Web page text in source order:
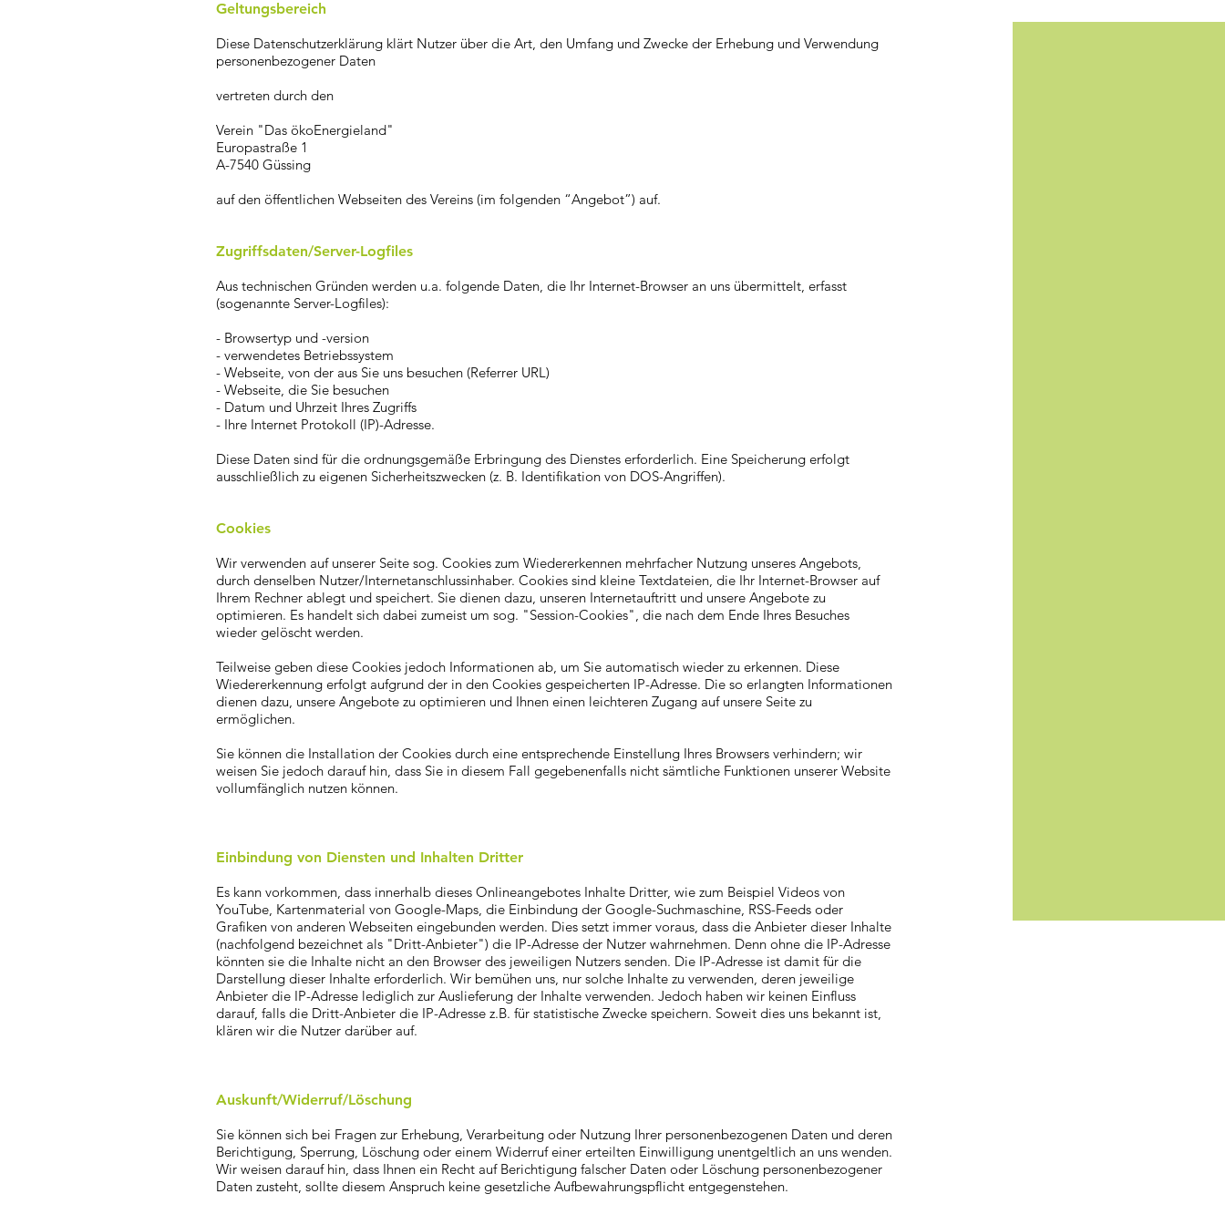
Geltungsbereich
Diese Datenschutzerklärung klärt Nutzer über die Art, den Umfang und Zwecke der Erhebung und Verwendung
personenbezogener Daten
vertreten durch den
Verein "Das ökoEnergieland"
Europastraße 1
A-7540 Güssing
auf den öffentlichen Webseiten des Vereins (im folgenden “Angebot”) auf.
Zugriffsdaten/Server-Logfiles
Aus technischen Gründen werden u.a. folgende Daten, die Ihr Internet-Browser an uns übermittelt, erfasst
(sogenannte Server-Logfiles):
- Browsertyp und -version
- verwendetes Betriebssystem
- Webseite, von der aus Sie uns besuchen (Referrer URL)
- Webseite, die Sie besuchen
- Datum und Uhrzeit Ihres Zugriffs
- Ihre Internet Protokoll (IP)-Adresse.
Diese Daten sind für die ordnungsgemäße Erbringung des Dienstes erforderlich. Eine Speicherung erfolgt
ausschließlich zu eigenen Sicherheitszwecken (z. B. Identifikation von DOS-Angriffen).
Cookies
Wir verwenden auf unserer Seite sog. Cookies zum Wiedererkennen mehrfacher Nutzung unseres Angebots,
durch denselben Nutzer/Internetanschlussinhaber. Cookies sind kleine Textdateien, die Ihr Internet-Browser auf
Ihrem Rechner ablegt und speichert. Sie dienen dazu, unseren Internetauftritt und unsere Angebote zu
optimieren. Es handelt sich dabei zumeist um sog. "Session-Cookies", die nach dem Ende Ihres Besuches
wieder gelöscht werden.
Teilweise geben diese Cookies jedoch Informationen ab, um Sie automatisch wieder zu erkennen. Diese
Wiedererkennung erfolgt aufgrund der in den Cookies gespeicherten IP-Adresse. Die so erlangten Informationen
dienen dazu, unsere Angebote zu optimieren und Ihnen einen leichteren Zugang auf unsere Seite zu
ermöglichen.
Sie können die Installation der Cookies durch eine entsprechende Einstellung Ihres Browsers verhindern; wir
weisen Sie jedoch darauf hin, dass Sie in diesem Fall gegebenenfalls nicht sämtliche Funktionen unserer Website
vollumfänglich nutzen können.
Einbindung von Diensten und Inhalten Dritter
Es kann vorkommen, dass innerhalb dieses Onlineangebotes Inhalte Dritter, wie zum Beispiel Videos von
YouTube, Kartenmaterial von Google-Maps, die Einbindung der Google-Suchmaschine, RSS-Feeds oder
Grafiken von anderen Webseiten eingebunden werden. Dies setzt immer voraus, dass die Anbieter dieser Inhalte
(nachfolgend bezeichnet als "Dritt-Anbieter") die IP-Adresse der Nutzer wahrnehmen. Denn ohne die IP-Adresse
könnten sie die Inhalte nicht an den Browser des jeweiligen Nutzers senden. Die IP-Adresse ist damit für die
Darstellung dieser Inhalte erforderlich. Wir bemühen uns, nur solche Inhalte zu verwenden, deren jeweilige
Anbieter die IP-Adresse lediglich zur Auslieferung der Inhalte verwenden. Jedoch haben wir keinen Einfluss
darauf, falls die Dritt-Anbieter die IP-Adresse z.B. für statistische Zwecke speichern. Soweit dies uns bekannt ist,
klären wir die Nutzer darüber auf.
Auskunft/Widerruf/Löschung
Sie können sich bei Fragen zur Erhebung, Verarbeitung oder Nutzung Ihrer personenbezogenen Daten und deren
Berichtigung, Sperrung, Löschung oder einem Widerruf einer erteilten Einwilligung unentgeltlich an uns wenden.
Wir weisen darauf hin, dass Ihnen ein Recht auf Berichtigung falscher Daten oder Löschung personenbezogener
Daten zusteht, sollte diesem Anspruch keine gesetzliche Aufbewahrungspflicht entgegenstehen.